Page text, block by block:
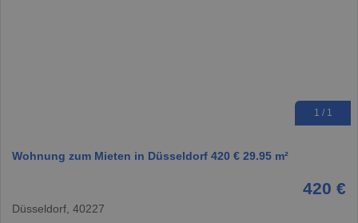
1 / 1
Wohnung zum Mieten in Düsseldorf 420 € 29.95 m²
420 €
Düsseldorf, 40227